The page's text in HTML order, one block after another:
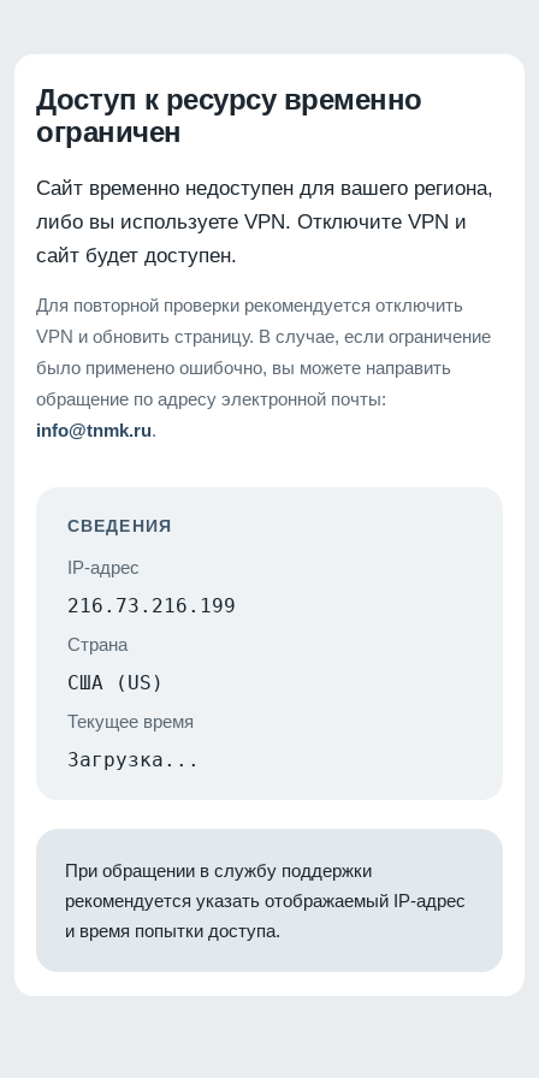
Доступ к ресурсу временно
ограничен
Сайт временно недоступен для вашего региона,
либо вы используете VPN. Отключите VPN и
сайт будет доступен.
Для повторной проверки рекомендуется отключить
VPN и обновить страницу. В случае, если ограничение
было применено ошибочно, вы можете направить
обращение по адресу электронной почты:
info@tnmk.ru.
СВЕДЕНИЯ
IP-адрес
216.73.216.199
Страна
США (US)
Текущее время
Загрузка...
При обращении в службу поддержки
рекомендуется указать отображаемый IP-адрес
и время попытки доступа.